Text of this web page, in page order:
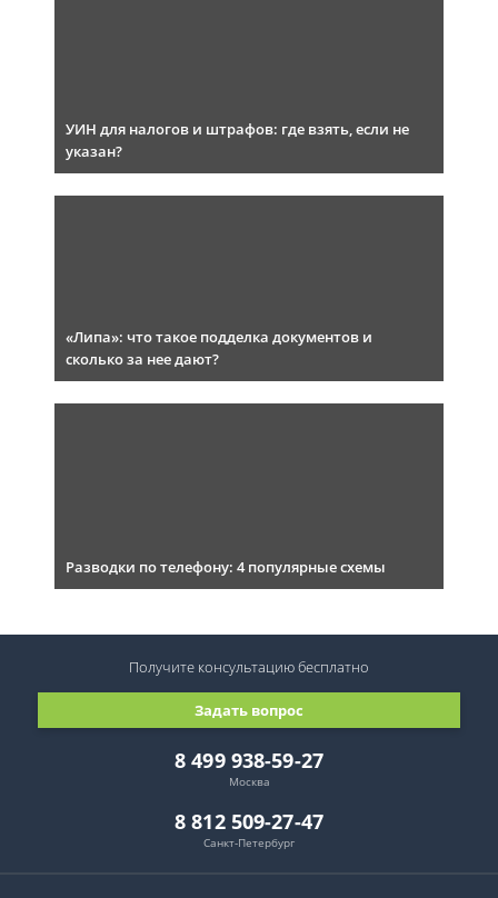
УИН для налогов и штрафов: где взять, если не
указан?
«Липа»: что такое подделка документов и
сколько за нее дают?
Разводки по телефону: 4 популярные схемы
8 499 938-59-27
Москва
8 812 509-27-47
Санкт-Петербург
Задать вопрос
Получите консультациюбесплатно